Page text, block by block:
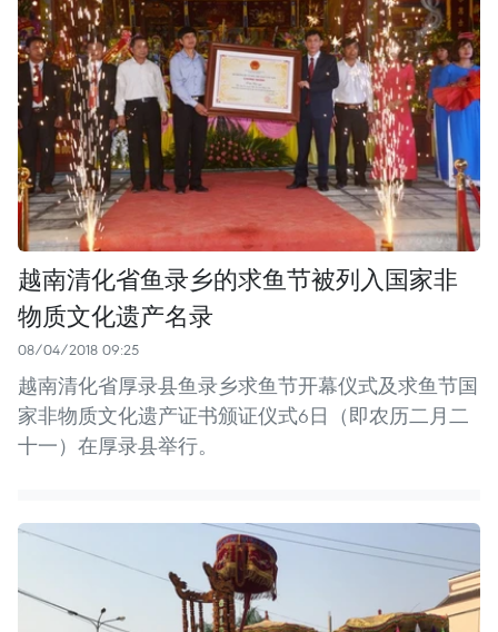
越南清化省鱼录乡的求鱼节被列入国家非
物质文化遗产名录
08/04/2018 09:25
越南清化省厚录县鱼录乡求鱼节开幕仪式及求鱼节国
家非物质文化遗产证书颁证仪式6日（即农历二月二
十一）在厚录县举行。